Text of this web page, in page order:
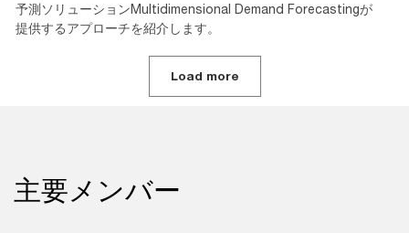
予測ソリューションMultidimensional Demand Forecastingが
提供するアプローチを紹介します。
Load more
主要メンバー